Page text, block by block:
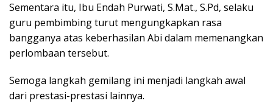
Sementara itu, Ibu Endah Purwati, S.Mat., S.Pd, selaku
guru pembimbing turut mengungkapkan rasa
bangganya atas keberhasilan Abi dalam memenangkan
perlombaan tersebut.
Semoga langkah gemilang ini menjadi langkah awal
dari prestasi-prestasi lainnya.